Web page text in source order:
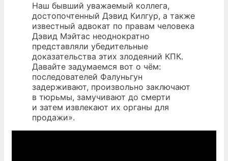
Наш бывший уважаемый коллега,
достопочтенный Дэвид Килгур, а также
известный адвокат по правам человека
Дэвид Мэйтас неоднократно
представляли убедительные
доказательства этих злодеяний КПК.
Давайте задумаемся вот о чём:
последователей Фалуньгун
задерживают, произвольно заключают
в тюрьмы, замучивают до смерти
и затем извлекают их органы для
продажи».